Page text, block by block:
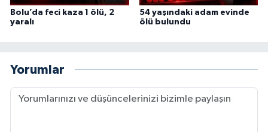
Bolu’da feci kaza 1 ölü, 2
yaralı
54 yaşındaki adam evinde
ölü bulundu
Yorumlar